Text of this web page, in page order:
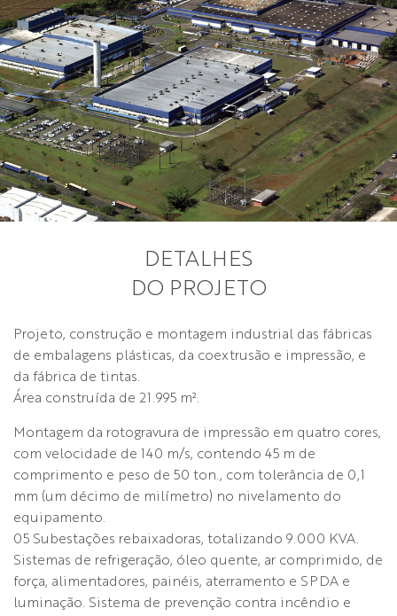
DETALHES
DO PROJETO
Projeto, construção e montagem industrial das fábricas
de embalagens plásticas, da coextrusão e impressão, e
da fábrica de tintas.
Área construída de 21.995 m².
Montagem da rotogravura de impressão em quatro cores,
com velocidade de 140 m/s, contendo 45 m de
comprimento e peso de 50 ton., com tolerância de 0,1
mm (um décimo de milímetro) no nivelamento do
equipamento.
05 Subestações rebaixadoras, totalizando 9.000 KVA.
Sistemas de refrigeração, óleo quente, ar comprimido, de
força, alimentadores, painéis, aterramento e SPDA e
luminação. Sistema de prevenção contra incêndio e